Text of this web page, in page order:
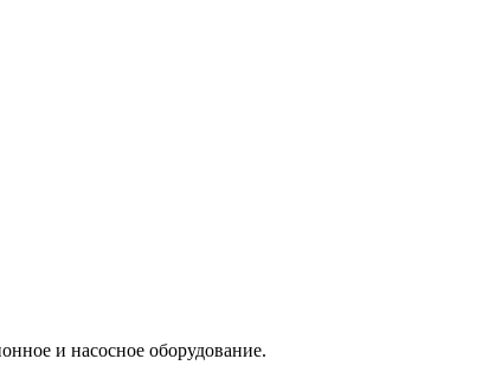
и насосное оборудование.